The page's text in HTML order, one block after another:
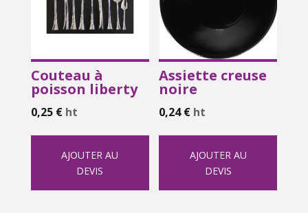
Couteau à
poisson liberty
0,25 € ht
AJOUTER AU
DEVIS
Assiette creuse
noire
0,24€ ht
AJOUTER AU
DEVIS